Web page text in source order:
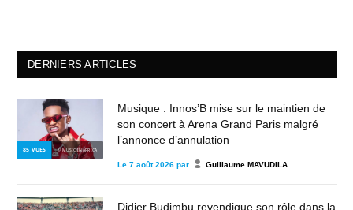
DERNIERS ARTICLES
85 VUES © MUSIC IN AFRICA
Musique : Innos’B mise sur le maintien de
son concert à Arena Grand Paris malgré
l’annonce d’annulation
Le 7 août 2026 par Guillaume MAVUDILA
Didier Budimbu revendique son rôle dans la